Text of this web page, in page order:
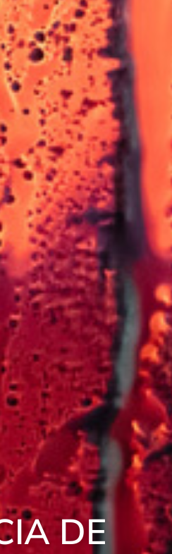
DE